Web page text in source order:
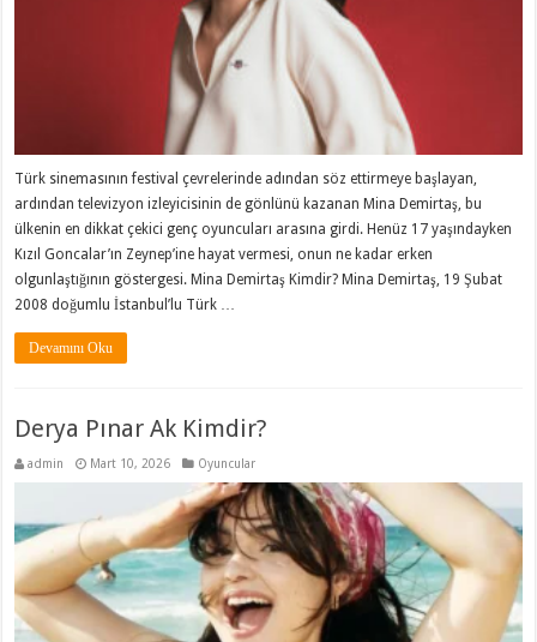
Türk sinemasının festival çevrelerinde adından söz ettirmeye başlayan,
ardından televizyon izleyicisinin de gönlünü kazanan Mina Demirtaş, bu
ülkenin en dikkat çekici genç oyuncuları arasına girdi. Henüz 17 yaşındayken
Kızıl Goncalar’ın Zeynep’ine hayat vermesi, onun ne kadar erken
olgunlaştığının göstergesi. Mina Demirtaş Kimdir? Mina Demirtaş, 19 Şubat
2008 doğumlu İstanbul’lu Türk …
Devamını Oku
Derya Pınar Ak Kimdir?
admin Mart 10, 2026 Oyuncular